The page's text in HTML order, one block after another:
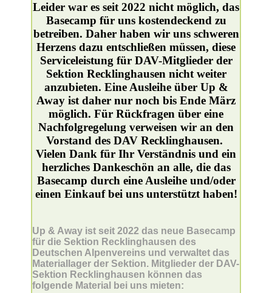
Leider war es seit 2022 nicht möglich, das
Basecamp für uns kostendeckend zu
betreiben. Daher haben wir uns schweren
Herzens dazu entschließen müssen, diese
Serviceleistung für DAV-Mitglieder der
Sektion Recklinghausen nicht weiter
anzubieten. Eine Ausleihe über Up &
Away ist daher nur noch bis Ende März
möglich. Für Rückfragen über eine
Nachfolgregelung verweisen wir an den
Vorstand des DAV Recklinghausen.
Vielen Dank für Ihr Verständnis und ein
herzliches Dankeschön an alle, die das
Basecamp durch eine Ausleihe und/oder
einen Einkauf bei uns unterstützt haben!
Up & Away ist seit 2022 das neue Basecamp
für die Sektion Recklinghausen des
Deutschen Alpenvereins und verwaltet das
Materiallager der Sektion. Mitglieder der DAV-
Sektion Recklinghausen können das
folgende Material bei uns mieten: